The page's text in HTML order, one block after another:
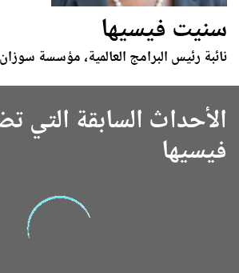
سنيت فيسيها
نائبة رئيس البرامج العالمية، مؤسسة
الأحداث السابقة التي
فيسيها